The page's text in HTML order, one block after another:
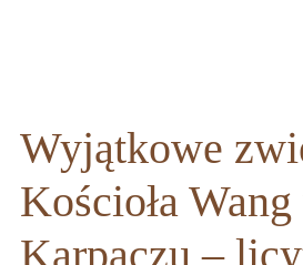
Wyjątkowe
Kościoła
Karpaczu –